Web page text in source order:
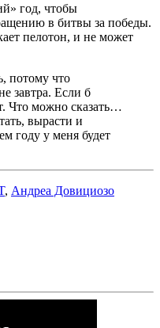
год, чтобы
в битвы за победы.
пелотон, и не может
потому что
завтра. Если б
Что можно сказать…
вырасти и
году у меня будет
, Андреа Довициозо